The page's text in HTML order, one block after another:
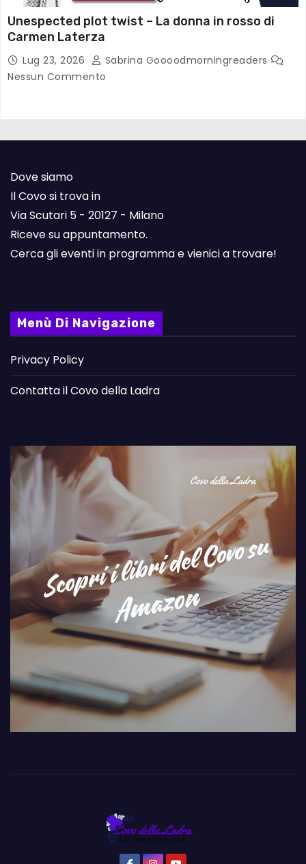
Unespected plot twist – La donna in rosso di
Carmen Laterza
Lug 23, 2026
Sabrina Goooodmorningreaders
Nessun Commento
Dove siamo
Il Covo si trova in
Via Scutari 5 - 20127 - Milano
Riceve su appuntamento.
Cerca gli eventi in programma e vienici a trovare!
Menù Di Navigazione
Privacy Policy
Contatta il Covo della Ladra